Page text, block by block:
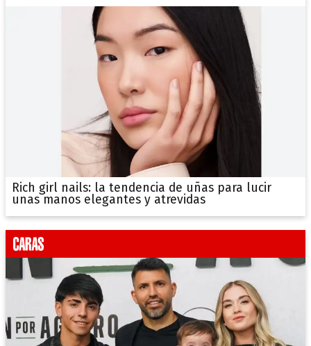
Rich girl nails: la tendencia de uñas para lucir
unas manos elegantes y atrevidas